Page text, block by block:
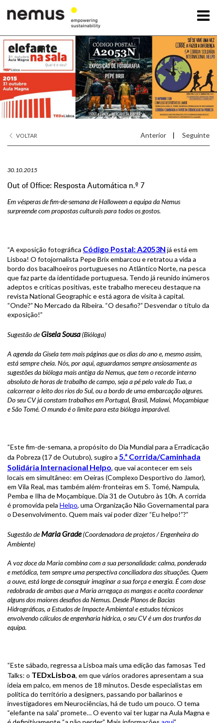
OK
A Nemus
Serviços
Contactos
VOLTAR Anterior | Seguinte
30.10.2015
Out of Office: Resposta Automática n.º 7
Em vésperas de fim-de-semana de Halloween a equipa da Nemus
surpreende com propostas culturais para todos os gostos.
“A exposição fotográfica Código Postal: A2053N já está em
Lisboa! O fotojornalista Pepe Brix embarcou e retratou a vida a
bordo dos bacalhoeiros portugueses no Atlântico Norte, na pesca
que faz parte da identidade portuguesa. Tendo já reunido inúmeros
adeptos e críticas positivas, este trabalho mereceu destaque na
revista National Geographic e está agora de visita à capital.
“Onde?” No Mercado da Ribeira. “O desafio?” Desvendar o título da
exposição!”
Sugestão deGisela Sousa(Bióloga)
A agenda da Gisela tem mais páginas que os dias do ano e, mesmo assim,
está sempre cheia. Nós, por aqui, aguardamos sempre ansiosamente as
sugestões da bióloga mais antiga da Nemus, que tem o recorde interno
absoluto de horas de trabalho de campo, seja a pé pelo vale do Tua, a
calcorrear o leito dos rios do Sul, ou a bordo de uma embarcação algures.
Do seu CV já constam trabalhos em Portugal, Brasil, Malawi, Moçambique
e São Tomé. O mundo é o limite para esta bióloga imparável.
“Este fim-de-semana, a propósito do Dia Mundial para a Erradicação
da Pobreza (17 de Outubro), sugiro a 5.ª Corrida/Caminhada
Solidária Internacional Helpo, que vai acontecer em seis
locais em simultâneo: em Oeiras (Complexo Desportivo do Jamor),
em Vila Real, mas também além-fronteiras em S. Tomé, Nampula,
Pemba e Ilha de Moçambique. Dia 31 de Outubro às 10h. A corrida
é promovida pela Helpo, uma Organização Não Governamental para
o Desenvolvimento. Quem mais vai poder dizer “Eu helpo!”?”
Sugestão deMaria Grade(Coordenadora de projetos / Engenheira do
Ambiente)
A voz doce da Maria combina com a sua personalidade: calma, ponderada
e metódica, tem sempre uma perspectiva conciliadora das situações. Quem
a ouve, está longe de conseguir imaginar a sua força e energia. É com dose
redobrada de ambas que a Maria arregaça as mangas e aceita coordenar
alguns dos maiores desafios da Nemus. Desde Planos de Bacias
Hidrográficas, a Estudos de Impacte Ambiental e estudos técnicos
envolvendo cálculos de engenharia hídrica, o seu CV é um dos trunfos da
equipa.
“Este sábado, regressa a Lisboa mais uma edição das famosas Ted
Talks: o TEDxLisboa, em que vários oradores apresentam a sua
ideia em palco, em menos de 18 minutos. Desde especialistas em
política do território a designers, passando por bailarinos e
investigadores em Neurociências, há de tudo um pouco. O tema
“elefante na sala” promete… O evento vai ter lugar na Aula Magna e